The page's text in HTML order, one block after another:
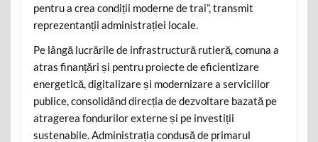
pentru a crea condiții moderne de trai”, transmit
reprezentanții administrației locale.
Pe lângă lucrările de infrastructură rutieră, comuna a
atras finanțări și pentru proiecte de eficientizare
energetică, digitalizare și modernizare a serviciilor
publice, consolidând direcția de dezvoltare bazată pe
atragerea fondurilor externe și pe investiții
sustenabile. Administrația condusă de primarul